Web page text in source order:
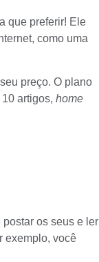
que preferir! Ele
como uma
preço. O plano
artigos, home
os seus e ler
exemplo, você